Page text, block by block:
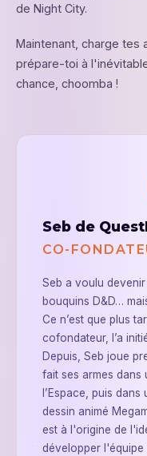
de Night City.
Maintenant, charge tes
prépare-toi à
chance, choomba !
Seb de
CO-
Seb a voulu
bouquins D&D…
Ce n’est que plus
cofondateur, l’a
Depuis, Seb joue
fait ses armes dans
l’Espace, puis
dessin animé
est à l'origine de
développer